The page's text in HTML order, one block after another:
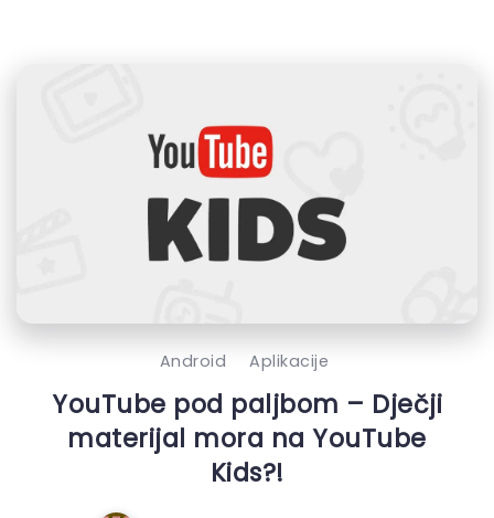
Android Aplikacije
YouTube pod paljbom – Dječji
materijal mora na YouTube
Kids?!